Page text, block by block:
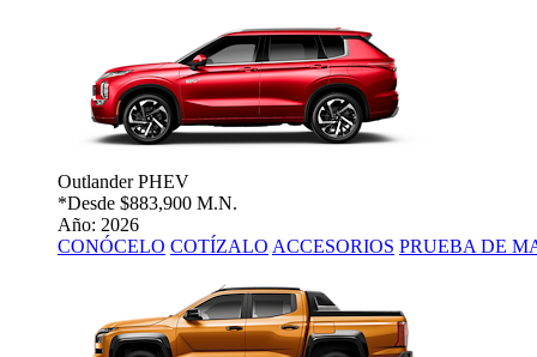
Outlander PHEV
*Desde $883,900 M.N.
Año: 2026
CONÓCELO COTÍZALO ACCESORIOS PRUEBA DE